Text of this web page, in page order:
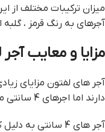
میزان ترکیبات مختلف از
آجرهای به رنگ قرمز ،
مزایا و معایب آجر
آجر های لفتون مزایای
دارند اما اجرهای 4 سانتی مزایای مخصوص به خود را دارند .
آجر های 4 سانتی